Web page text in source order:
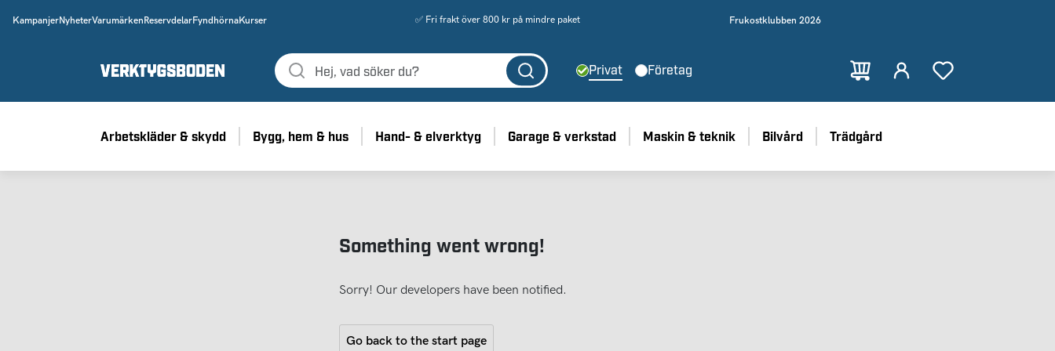
KampanjerNyheterVarumärken ReservdelarFyndhörnaKurser ✅ Fri frakt över 800 kr på mindre paket Frukostklubben 2026
Privat Företag
Arbetskläder & skydd Bygg, hem & hus Hand- & elverktyg Garage & verkstad Maskin & teknik Bilvård Trädgård
Something went wrong!
Sorry! Our developers have been notified.
Go back to the start page